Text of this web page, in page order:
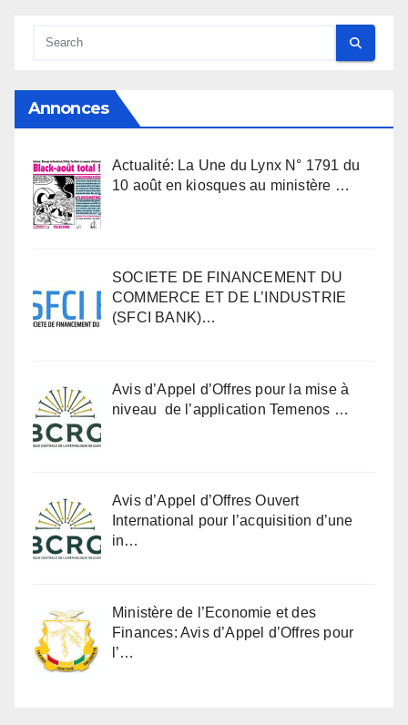
Annonces
Actualité: La Une du Lynx N° 1791 du
10 août en kiosques au ministère …
SOCIETE DE FINANCEMENT DU
COMMERCE ET DE L’INDUSTRIE
(SFCI BANK)…
Avis d’Appel d’Offres pour la mise à
niveau de l’application Temenos …
Avis d’Appel d’Offres Ouvert
International pour l’acquisition d’une
in…
Ministère de l’Economie et des
Finances: Avis d’Appel d’Offres pour
l’…